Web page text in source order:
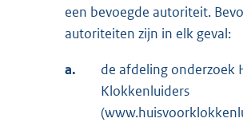
een bevoegde autoriteit.
autoriteiten zijn in elk geval:
a.
de afdeling onderzoek
Klokkenluiders